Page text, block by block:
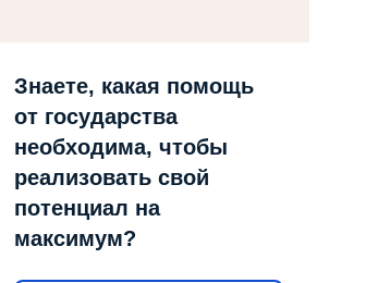
Знаете, какая помощь
от государства
необходима, чтобы
реализовать свой
потенциал на
максимум?